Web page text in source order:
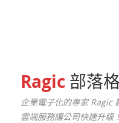
Ragic部落格
企業電子化的專家 Ragic
雲端服務讓公司快速升級！